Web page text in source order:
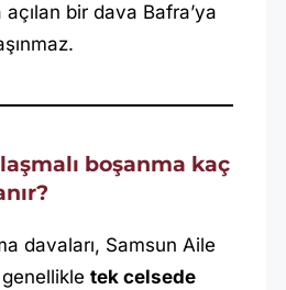
açılan bir dava Bafra’ya
boşanma kaç
davaları, Samsun Aile
tek celsede